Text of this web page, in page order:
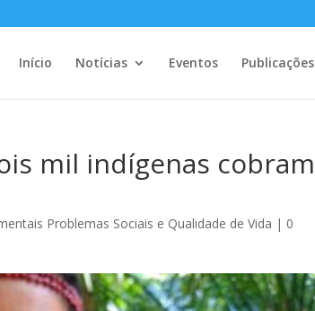
Início Notícias Eventos Publicações
mil indígenas cobram
Problemas Sociais e Qualidade de Vida | 0